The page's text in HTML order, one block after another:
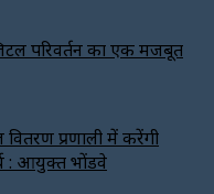
परिवर्तन का एक मजबूत
प्रणाली में करेंगी
: आयुक्त भोंडवे